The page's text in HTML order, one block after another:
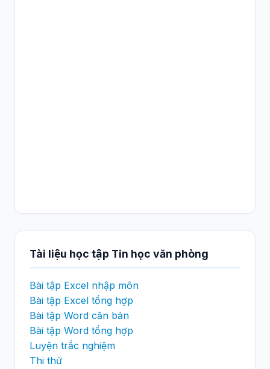
Tài liệu học tập Tin học văn phòng
Bài tập Excel nhập môn
Bài tập Excel tổng hợp
Bài tập Word căn bản
Bài tập Word tổng hợp
Luyện trắc nghiệm
Thi thử